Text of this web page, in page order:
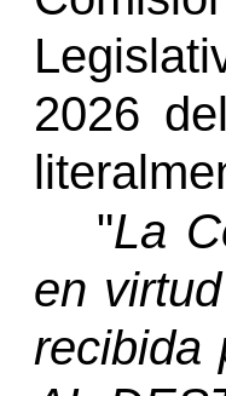
2026
"La
en
recibida